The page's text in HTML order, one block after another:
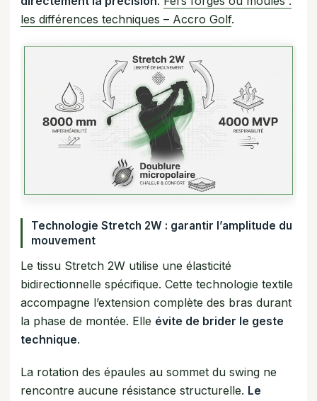
les différences techniques – Accro Golf.
Technologie Stretch 2W : garantir l’amplitude du
mouvement
Le tissu Stretch 2W utilise une élasticité
bidirectionnelle spécifique. Cette technologie textile
accompagne l’extension complète des bras durant
la phase de montée. Elle évite de brider le geste
technique.
La rotation des épaules au sommet du swing ne
rencontre aucune résistance structurelle. Le